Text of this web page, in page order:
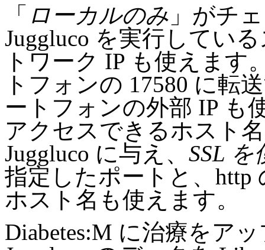
「 ローカルのみ 」がチ
Juggluco を実行してい
トワーク IP も使えま
トフォンの 17580 に転
ートフォンの外部 IP も
アクセスできるホスト
Juggluco に与え、 SSL を
指定したポートと、http
ホスト名も使えます。
Diabetes:M に治療をア